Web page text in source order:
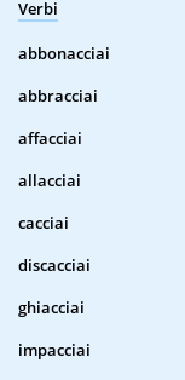
Verbi
abbonacciai
abbracciai
affacciai
allacciai
cacciai
discacciai
ghiacciai
impacciai